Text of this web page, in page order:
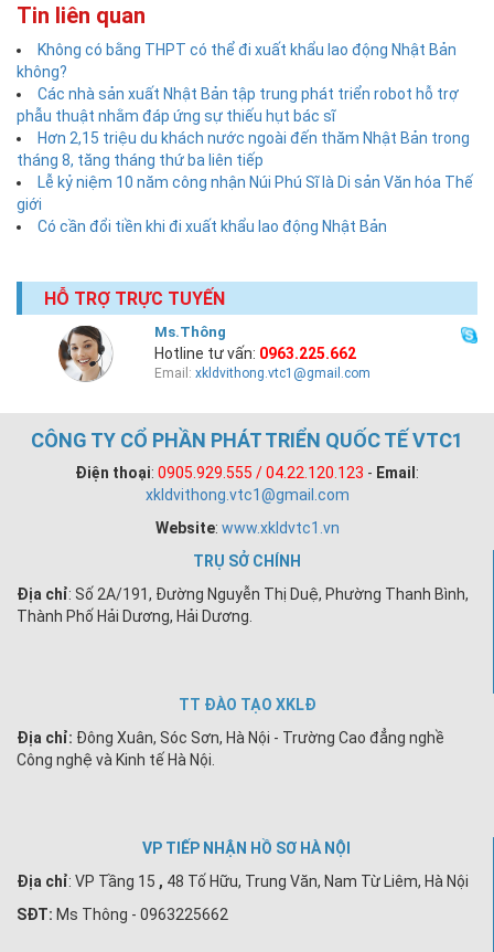
Tin liên quan
Không có bằng THPT có thể đi xuất khẩu lao động Nhật Bản
không?
Các nhà sản xuất Nhật Bản tập trung phát triển robot hỗ trợ
phẫu thuật nhằm đáp ứng sự thiếu hụt bác sĩ
Hơn 2,15 triệu du khách nước ngoài đến thăm Nhật Bản trong
tháng 8, tăng tháng thứ ba liên tiếp
Lễ kỷ niệm 10 năm công nhận Núi Phú Sĩ là Di sản Văn hóa Thế
giới
Có cần đổi tiền khi đi xuất khẩu lao động Nhật Bản
HỖ TRỢ TRỰC TUYẾN
Ms.Thông
Hotline tư vấn: 0963.225.662
Email:xkldvithong.vtc1@gmail.com
CÔNG TY CỔ PHẦN PHÁT TRIỂN QUỐC TẾ VTC1
Điện thoại: 0905.929.555 / 04.22.120.123 - Email:
xkldvithong.vtc1@gmail.com
Website: www.xkldvtc1.vn
TRỤ SỞ CHÍNH
Địa chỉ: Số 2A/191, Đường Nguyễn Thị Duệ, Phường Thanh Bình,
Thành Phố Hải Dương, Hải Dương.
TT ĐÀO TẠO XKLĐ
Địa chỉ: Đông Xuân, Sóc Sơn, Hà Nội - Trường Cao đẳng nghề
Công nghệ và Kinh tế Hà Nội.
VP TIẾP NHẬN HỒ SƠ HÀ NỘI
Địa chỉ: VP Tầng 15 , 48 Tố Hữu, Trung Văn, Nam Từ Liêm, Hà Nội
SĐT: Ms Thông - 0963225662